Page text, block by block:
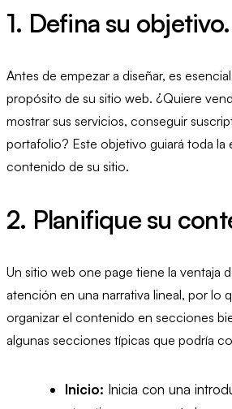
1. Defina su objetivo.
Antes de empezar a diseñar, es
propósito de su sitio web. ¿Quiere
mostrar sus servicios, conseguir
portafolio? Este objetivo guiará toda la
contenido de su sitio.
2. Planifique su
Un sitio web one page tiene la ventaja
atención en una narrativa lineal, por lo
organizar el contenido en secciones
algunas secciones típicas que podría
Inicio: Inicia con una